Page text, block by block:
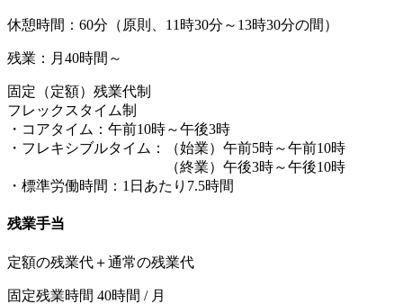
休憩時間：60分（原則、11時30分～13時30分の間）
残業：月40時間～
固定（定額）残業代制
フレックスタイム制
・コアタイム：午前10時～午後3時
・フレキシブルタイム：（始業）午前5時～午前10時
（終業）午後3時～午後10時
・標準労働時間：1日あたり7.5時間
残業手当
定額の残業代＋通常の残業代
固定残業時間 40時間 / 月